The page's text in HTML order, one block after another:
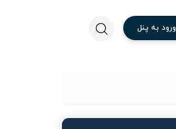
ورود به پنل